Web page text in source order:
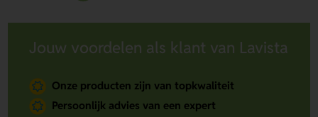
Jouw voordelen als klant van Lavista
Onze producten zijn van topkwaliteit
Persoonlijk advies van een expert